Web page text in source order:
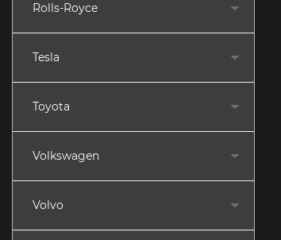
Rolls-Royce
Tesla
Toyota
Volkswagen
Volvo